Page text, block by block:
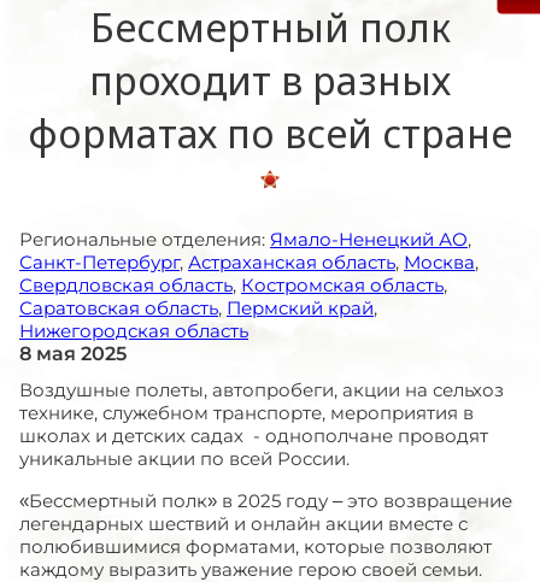
Бессмертный полк
проходит в разных
форматах по всей стране
Региональные отделения: Ямало-Ненецкий АО,
Санкт-Петербург, Астраханская область, Москва,
Свердловская область, Костромская область,
Саратовская область, Пермский край,
Нижегородская область
8 мая 2025
Воздушные полеты, автопробеги, акции на сельхоз
технике, служебном транспорте, мероприятия в
школах и детских садах - однополчане проводят
уникальные акции по всей России.
«Бессмертный полк» в 2025 году – это возвращение
легендарных шествий и онлайн акции вместе с
полюбившимися форматами, которые позволяют
каждому выразить уважение герою своей семьи.